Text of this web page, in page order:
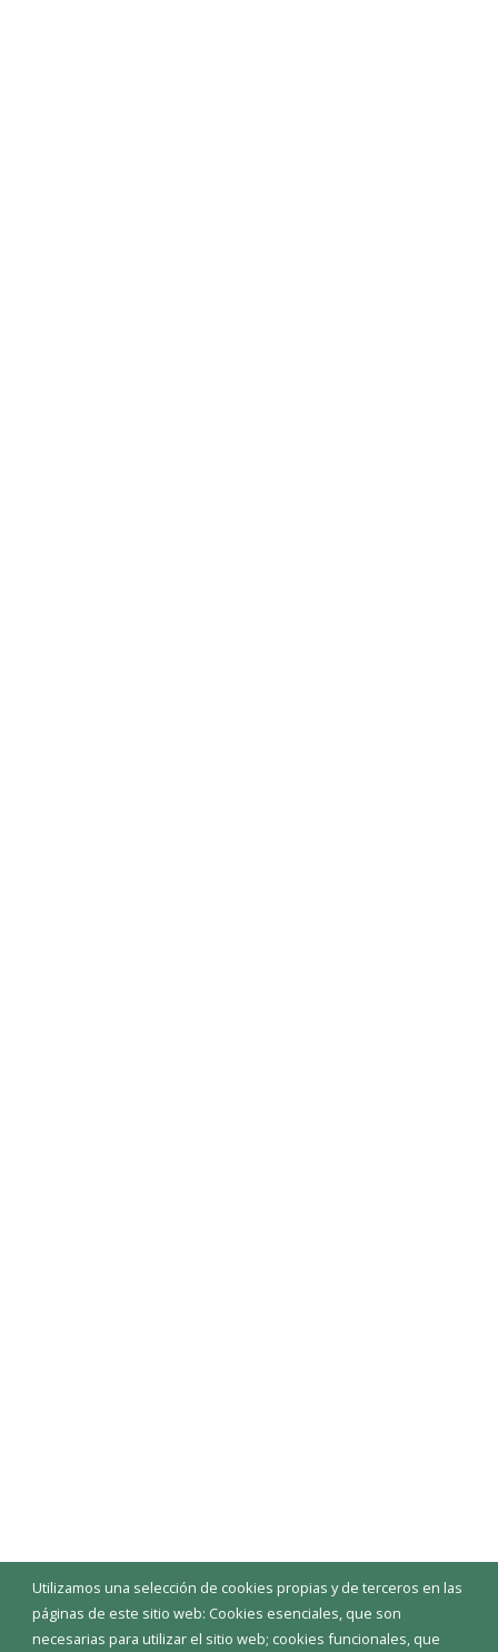
Utilizamos una selección de cookies propias y de terceros en las
páginas de este sitio web: Cookies esenciales, que son
necesarias para utilizar el sitio web; cookies funcionales, que